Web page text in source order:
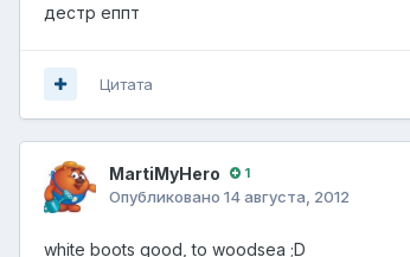
дестр еппт
Цитата
MartiMyHero 1
Опубликовано 14 августа, 2012
white boots good, to woodsea ;D